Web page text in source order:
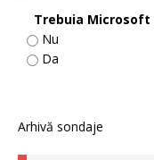
Trebuia Microsoft
Nu
Da
Arhivă sondaje